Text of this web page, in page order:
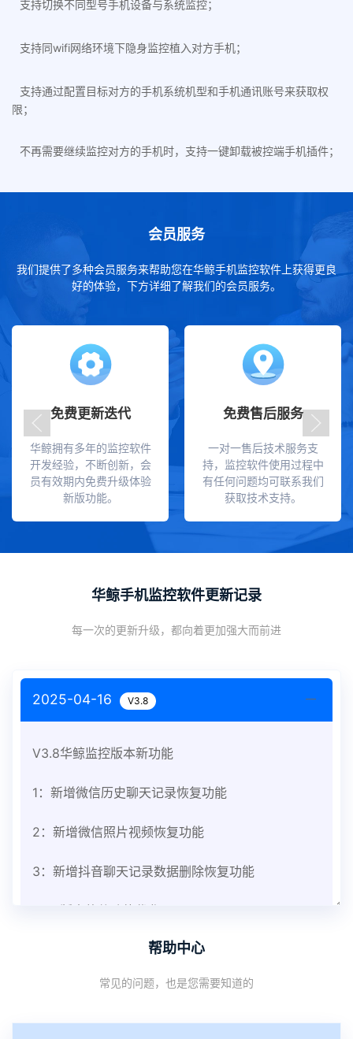
支持切换不同型号手机设备与系统监控；
支持同wifi网络环境下隐身监控植入对方手机；
支持通过配置目标对方的手机系统机型和手机通讯账号来获取权
限；
不再需要继续监控对方的手机时，支持一键卸载被控端手机插件；
会员服务
我们提供了多种会员服务来帮助您在华鲸手机监控软件上获得更良
好的体验，下方详细了解我们的会员服务。
免费更新迭代
华鲸拥有多年的监控软件
开发经验，不断创新，会
员有效期内免费升级体验
新版功能。
免费售后服务
一对一售后技术服务支
持，监控软件使用过程中
有任何问题均可联系我们
获取技术支持。
华鲸手机监控软件更新记录
每一次的更新升级，都向着更加强大而前进
2025-04-16 V3.8
V3.8华鲸监控版本新功能
1：新增微信历史聊天记录恢复功能
2：新增微信照片视频恢复功能
3：新增抖音聊天记录数据删除恢复功能
V3.8版本软件功能优化
1：优化监控终端从当前监控界面切换其他被控端手
机设备响应慢问题
2：优化跟踪定位精确度
帮助中心
常见的问题，也是您需要知道的